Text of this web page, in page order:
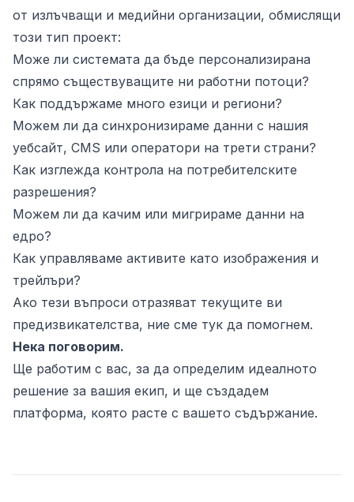
от излъчващи и медийни организации, обмислящи
този тип проект:
Може ли системата да бъде персонализирана
спрямо съществуващите ни работни потоци?
Как поддържаме много езици и региони?
Можем ли да синхронизираме данни с нашия
уебсайт, CMS или оператори на трети страни?
Как изглежда контрола на потребителските
разрешения?
Можем ли да качим или мигрираме данни на
едро?
Как управляваме активите като изображения и
трейлъри?
Ако тези въпроси отразяват текущите ви
предизвикателства, ние сме тук да помогнем.
Нека поговорим.
Ще работим с вас, за да определим идеалното
решение за вашия екип, и ще създадем
платформа, която расте с вашето съдържание.